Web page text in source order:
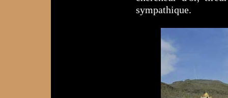
sympathique.